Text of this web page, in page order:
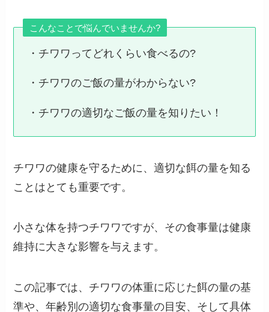
こんなことで悩んでいませんか?
・チワワってどれくらい食べるの?
・チワワのご飯の量がわからない?
・チワワの適切なご飯の量を知りたい！
チワワの健康を守るために、適切な餌の量を知る
ことはとても重要です。
小さな体を持つチワワですが、その食事量は健康
維持に大きな影響を与えます。
この記事では、チワワの体重に応じた餌の量の基
準や、年齢別の適切な食事量の目安、そして具体